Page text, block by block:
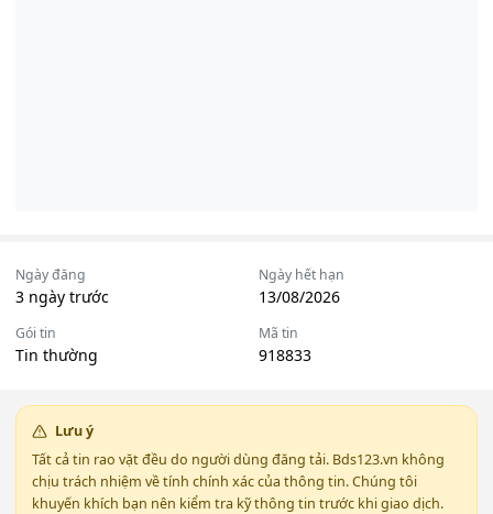
Ngày đăng
3 ngày trước
Ngày hết hạn
13/08/2026
Gói tin
Tin thường
Mã tin
918833
Lưu ý
Tất cả tin rao vặt đều do người dùng đăng tải. Bds123.vn không
chịu trách nhiệm về tính chính xác của thông tin. Chúng tôi
khuyến khích bạn nên kiểm tra kỹ thông tin trước khi giao dịch.